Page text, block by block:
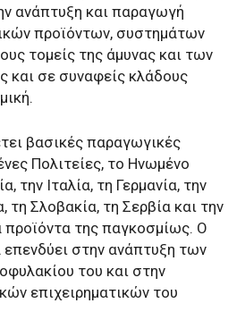
ανάπτυξη και παραγωγή
προϊόντων, συστημάτων
τομείς της άμυνας και των
και σε συναφείς κλάδους
βασικές παραγωγικές
Πολιτείες, το Ηνωμένο
την Ιταλία, τη Γερμανία, την
τη Σλοβακία, τη Σερβία και την
προϊόντα της παγκοσμίως. Ο
επενδύει στην ανάπτυξη των
του και στην
επιχειρηματικών του